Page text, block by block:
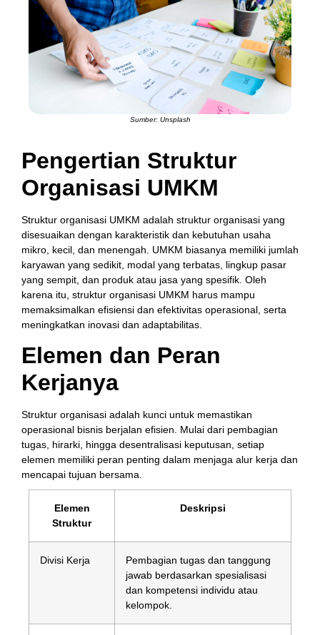
Sumber: Unsplash
Pengertian Struktur
Organisasi UMKM
Struktur organisasi UMKM adalah struktur organisasi yang
disesuaikan dengan karakteristik dan kebutuhan usaha
mikro, kecil, dan menengah. UMKM biasanya memiliki jumlah
karyawan yang sedikit, modal yang terbatas, lingkup pasar
yang sempit, dan produk atau jasa yang spesifik. Oleh
karena itu, struktur organisasi UMKM harus mampu
memaksimalkan efisiensi dan efektivitas operasional, serta
meningkatkan inovasi dan adaptabilitas.
Elemen dan Peran
Kerjanya
Struktur organisasi adalah kunci untuk memastikan
operasional bisnis berjalan efisien. Mulai dari pembagian
tugas, hirarki, hingga desentralisasi keputusan, setiap
elemen memiliki peran penting dalam menjaga alur kerja dan
mencapai tujuan bersama.
Elemen
Struktur
Deskripsi
Divisi Kerja
Pembagian tugas dan tanggung
jawab berdasarkan spesialisasi
dan kompetensi individu atau
kelompok.